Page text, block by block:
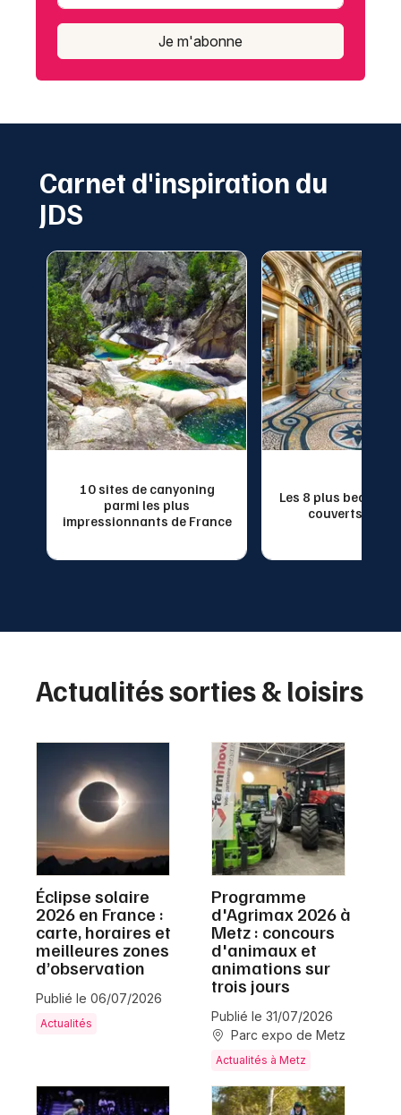
Je m'abonne
Carnet d'inspiration du
JDS
10 sites de canyoning
parmi les plus
impressionnants de France
Les 8 plus beaux
couverts de
Actualités sorties & loisirs
Éclipse solaire
2026 en France :
carte, horaires et
meilleures zones
d’observation
Publié le 06/07/2026
Actualités
Programme
d'Agrimax 2026 à
Metz : concours
d'animaux et
animations sur
trois jours
Publié le 31/07/2026
Parc expo de Metz
Actualités à Metz